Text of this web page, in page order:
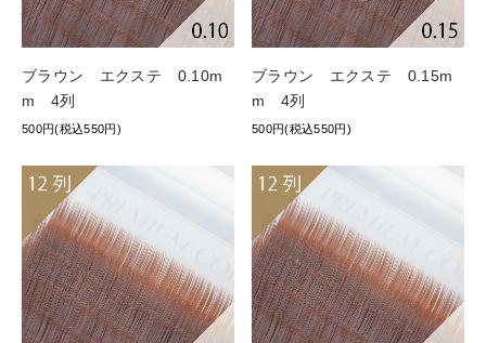
ブラウン エクステ 0.10m
m 4列
500円(税込550円)
ブラウン エクステ 0.15m
m 4列
500円(税込550円)